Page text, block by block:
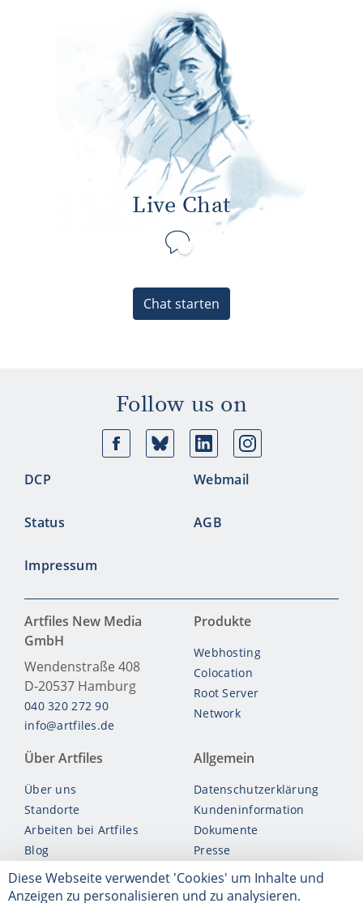
Diese Webseite verwendet 'Cookies' um Inhalte und
Anzeigen zu personalisieren und zu analysieren.
Live Chat
Chat starten
Follow us on
FacebookBluesky
DCP Webmail
Status AGB
Impressum
Artfiles New Media
GmbH
Wendenstraße 408
D-20537 Hamburg
040 320 272 90
info@artfiles.de
Produkte
Webhosting
Colocation
Root Server
Network
Über Artfiles
Über uns
Standorte
Arbeiten bei Artfiles
Blog
Allgemein
Datenschutzerklärung
Kundeninformation
Dokumente
Presse
Account kündigen
Vertrag widerrufen